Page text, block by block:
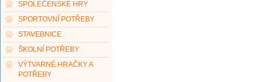
SPOLEČENSKÉ HRY
SPORTOVNÍ POTŘEBY
STAVEBNICE
ŠKOLNÍ POTŘEBY
VÝTVARNÉ HRAČKY A
POTŘEBY